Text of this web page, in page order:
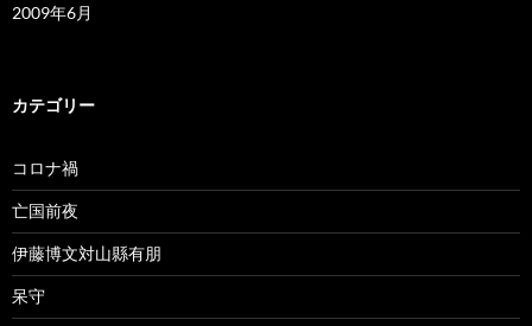
2009年6月
カテゴリー
コロナ禍
亡国前夜
伊藤博文対山縣有朋
呆守